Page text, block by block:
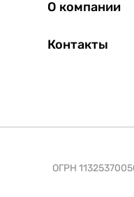
О компании
Контакты
ОГРН